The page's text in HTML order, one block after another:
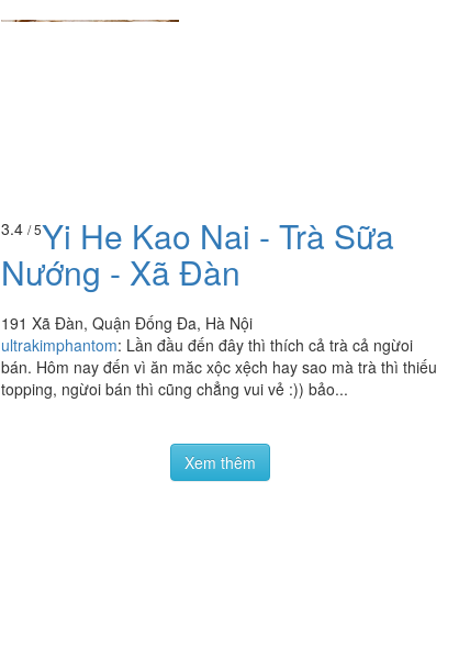
3.4 / 5Yi He Kao Nai - Trà Sữa
Nướng - Xã Đàn
191 Xã Đàn, Quận Đống Đa, Hà Nội
ultrakimphantom: Lần đầu đến đây thì thích cả trà cả ngừoi
bán. Hôm nay đến vì ăn măc xộc xệch hay sao mà trà thì thiếu
topping, ngừoi bán thì cũng chẳng vui vẻ :)) bảo...